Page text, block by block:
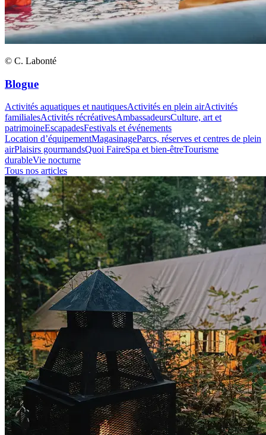
© C. Labonté
Blogue
Activités aquatiques et nautiquesActivités en plein airActivités
familialesActivités récréativesAmbassadeursCulture, art et
patrimoineEscapadesFestivals et événements
Location d’équipementMagasinageParcs, réserves et centres de plein
airPlaisirs gourmandsQuoi FaireSpa et bien-êtreTourisme
durableVie nocturne
Tous nos articles